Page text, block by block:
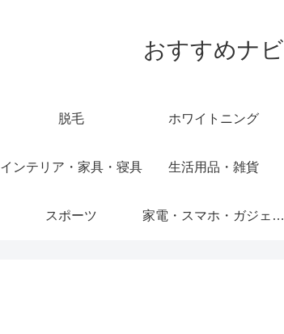
おすすめナビ
脱毛 ホワイトニング
インテリア・家具・寝具 生活用品・雑貨
スポーツ 家電・スマホ・ガジェット